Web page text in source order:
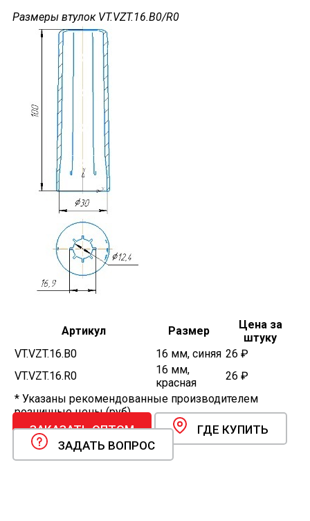
Размеры втулок VT.VZT.16.B0/R0
Артикул Размер
Цена за
штуку
VT.VZT.16.B0
16 мм, синяя 26 ₽
VT.VZT.16.R0
16 мм,
красная
26 ₽
* Указаны рекомендованные производителем
розничные цены (руб).
ЗАКАЗАТЬ ОПТОМ
ГДЕ КУПИТЬ
ЗАДАТЬ ВОПРОС